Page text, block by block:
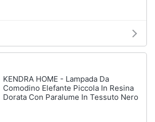
KENDRA HOME - Lampada Da
Comodino Elefante Piccola In Resina
Dorata Con Paralume In Tessuto Nero